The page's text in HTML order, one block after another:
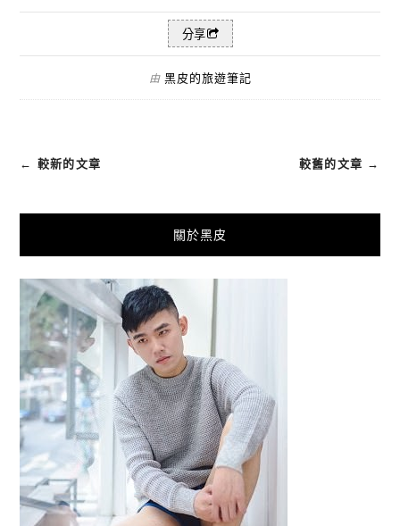
分享
由 黑皮的旅遊筆記
較舊的文章 →
← 較新的文章
關於黑皮